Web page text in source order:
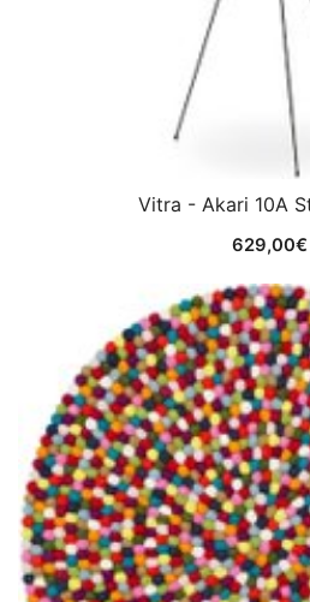
Vitra - Akari 10A
629,00€